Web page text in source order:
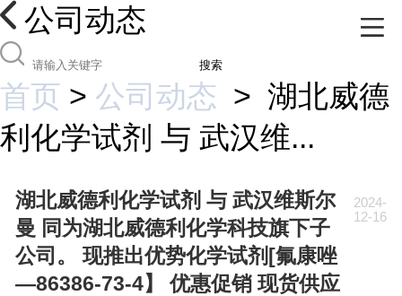
公司动态
搜索
首页 > 公司动态 > 湖北威德
利化学试剂 与 武汉维...
湖北威德利化学试剂 与 武汉维斯尔
曼 同为湖北威德利化学科技旗下子
公司。 现推出优势化学试剂[氟康唑
—86386-73-4】 优惠促销 现货供应
2024-
12-16